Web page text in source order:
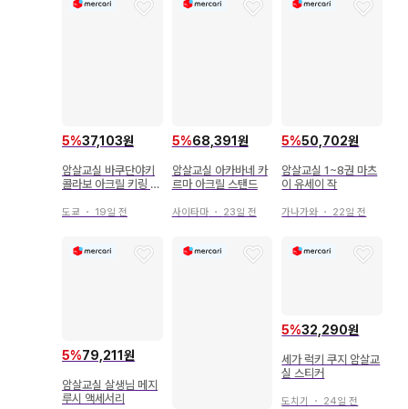
5%37,103원
암살교실 바쿠단야키
콜라보 아크릴 키링 아
도쿄 ・ 19일 전
5%68,391원
암살교실 아카바네 카
르마 아크릴 스탠드
사이타마・ 23일 전
5%50,702원
암살교실 1~8권 마츠
이 유세이 작
가나가와 ・ 22일 전
5%79,211원
암살교실 살생님 메지
루시 액세서리
5%32,290원
세가 럭키 쿠지 암살교
실 스티커
도치기 ・ 24일 전